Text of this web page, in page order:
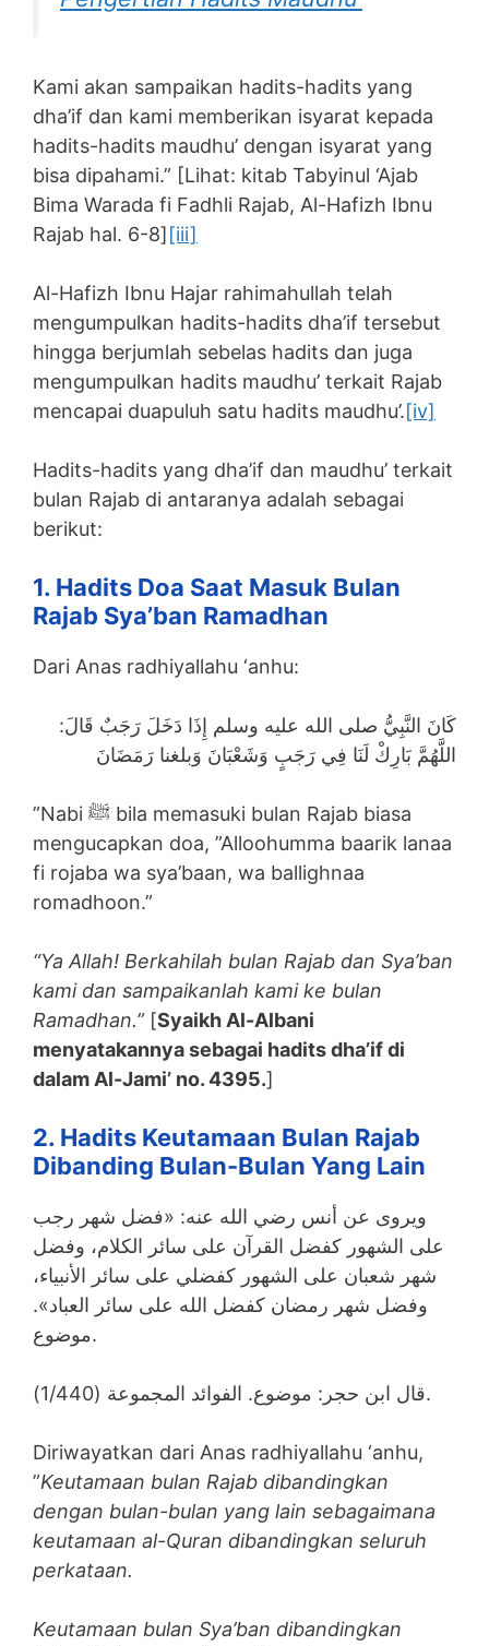
Kami akan sampaikan hadits-hadits yang
dha’if dan kami memberikan isyarat kepada
hadits-hadits maudhu’ dengan isyarat yang
bisa dipahami.” [Lihat: kitab Tabyinul ‘Ajab
Bima Warada fi Fadhli Rajab, Al-Hafizh Ibnu
Rajab hal. 6-8] [iii]
Al-Hafizh Ibnu Hajar rahimahullah telah
mengumpulkan hadits-hadits dha’if tersebut
hingga berjumlah sebelas hadits dan juga
mengumpulkan hadits maudhu’ terkait Rajab
mencapai duapuluh satu hadits maudhu’.[iv]
Hadits-hadits yang dha’if dan maudhu’ terkait
bulan Rajab di antaranya adalah sebagai
berikut:
1. Hadits Doa Saat Masuk Bulan
Rajab Sya’ban Ramadhan
Dari Anas radhiyallahu ‘anhu:
كَانَ النَّبِيُّ صلى الله عليه وسلم إِذَا دَخَلَ رَجَبٌ قَالَ:
اللَّهُمَّ بَارِكْ لَنَا فِي رَجَبٍ وَشَعْبَانَ وَبلغنا رَمَضَانَ
”Nabi ﷺ bila memasuki bulan Rajab biasa
mengucapkan doa, ”Alloohumma baarik lanaa
fi rojaba wa sya’baan, wa ballighnaa
romadhoon.”
“Ya Allah! Berkahilah bulan Rajab dan Sya’ban
kami dan sampaikanlah kami ke bulan
Ramadhan.” [Syaikh Al-Albani
menyatakannya sebagai hadits dha’if di
dalam Al-Jami’ no. 4395.]
2. Hadits Keutamaan Bulan Rajab
Dibanding Bulan-Bulan Yang Lain
ويروى عن أنس رضي الله عنه: «فضل شهر رجب
على الشهور كفضل القرآن على سائر الكلام، وفضل
شهر شعبان على الشهور كفضلي على سائر الأنبياء،
وفضل شهر رمضان كفضل الله على سائر العباد».
موضوع.
قال ابن حجر: موضوع. الفوائد المجموعة (1/440).
Diriwayatkan dari Anas radhiyallahu ‘anhu,
”Keutamaan bulan Rajab dibandingkan
dengan bulan-bulan yang lain sebagaimana
keutamaan al-Quran dibandingkan seluruh
perkataan.
Keutamaan bulan Sya’ban dibandingkan